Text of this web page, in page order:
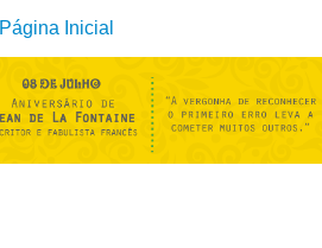
Página Inicial